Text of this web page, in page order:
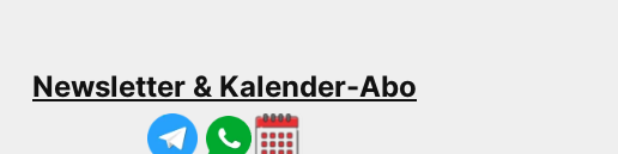
Newsletter & Kalender-Abo